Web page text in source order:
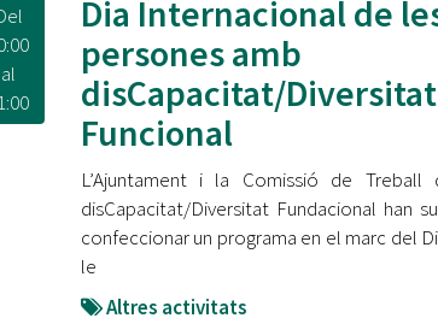
al
Dia Internacional de
persones amb
disCapacitat/Diversitat
Funcional
L’Ajuntament i la Comissió de
disCapacitat/Diversitat Fundacional han
confeccionar un programa en el marc del
le
Altres activitats